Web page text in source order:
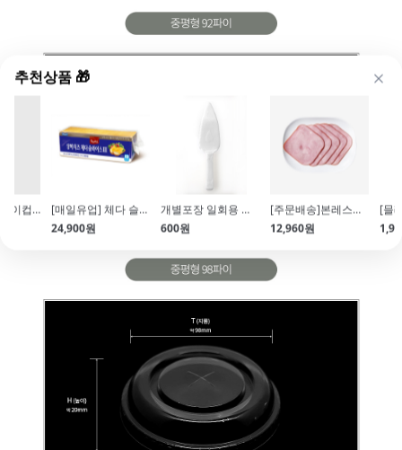
추천상품 🎁
10온스 무지종이컵(85*95mm\/340ml\/50개입)
[매일유업] 체다 슬라이스III 1.85kg
24,900원
개별포장 일회용 케익칼&서버(1개입)
600원
[주문배송]본레스햄 사각 슬라이스(500g\/냉장)
12,960원